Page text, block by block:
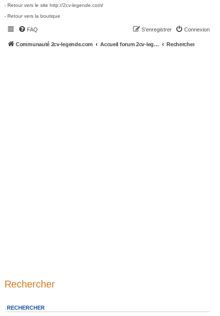
- Retour vers le site http://2cv-legende.com/
- Retour vers la boutique
FAQ Connexion
S’enregistrer
Communauté 2cv-legende.com Accueil forum 2cv-legende.com Rechercher
Rechercher
RECHERCHER